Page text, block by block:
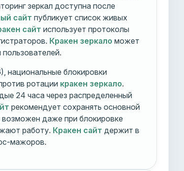
зеркал доступна после
сайт публикует список живых
сайт использует протоколы
Кракен зеркало может
национальные блокировки
ротации кракен зеркало.
24 часа через распределенный
рекомендует сохранять основной
возможен даже при блокировке
работу. Кракен сайт держит в
мажоров.